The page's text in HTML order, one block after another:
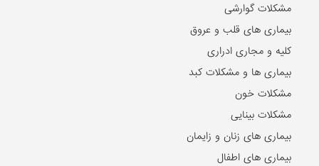
مشکلات گوارشی
بیماری های قلب و عروق
کلیه و مجاری ادراری
بیماری ها و مشکلات کبد
مشکلات خون
مشکلات بینایی
بیماری های زنان و زایمان
بیماری های اطفال